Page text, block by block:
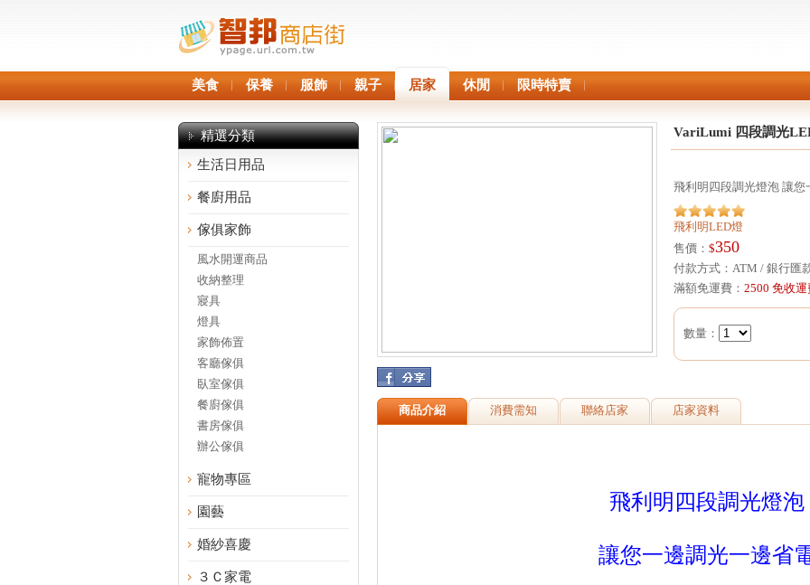
美食 保養 服飾 親子 居家 休閒 限時特賣
精選分類
生活日用品
餐廚用品
傢俱家飾
風水開運商品
收納整理
寢具
燈具
家飾佈置
客廳傢俱
臥室傢俱
餐廚傢俱
書房傢俱
辦公傢俱
寵物專區
園藝
婚紗喜慶
３Ｃ家電
VariLumi 四段調光
飛利明四段調光燈泡 讓您
飛利明LED燈
售價： $350
付款方式：ATM / 銀行匯
滿額免運費： 2500 免收運
數量：
商品介紹 消費需知 聯絡店家 店家資料
飛利明四段調光燈泡
讓您一邊調光一邊省